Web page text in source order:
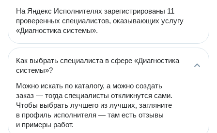
На Яндекс Исполнителях зарегистрированы 11
проверенных специалистов, оказывающих услугу
«Диагностика системы».
Как выбрать специалиста в сфере «Диагностика
системы»?
Можно искать по каталогу, а можно создать
заказ — тогда специалисты откликнутся сами.
Чтобы выбрать лучшего из лучших, загляните
в профиль исполнителя — там есть отзывы
и примеры работ.